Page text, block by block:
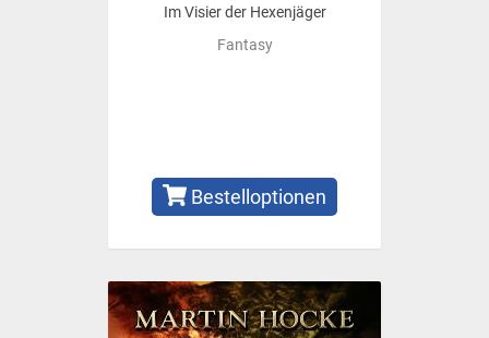
Im Visier der Hexenjäger
Fantasy
Bestelloptionen